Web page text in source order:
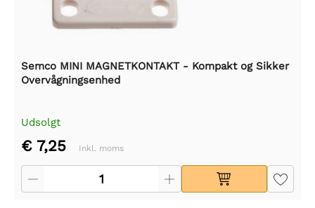
Semco MINI MAGNETKONTAKT - Kompakt og Sikker
Overvågningsenhed
Udsolgt
€ 7,25 Inkl. moms